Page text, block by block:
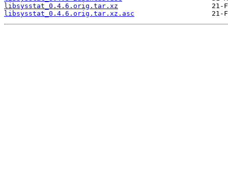
libsysstat_0.4.6.orig.tar.xz
libsysstat_0.4.6.orig.tar.xz.asc